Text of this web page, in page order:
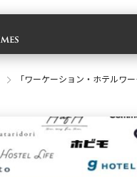
「ワーケーション・ホテルワ